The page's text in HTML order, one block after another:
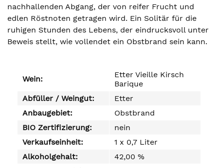
nachhallenden Abgang, der von reifer Frucht und
edlen Röstnoten getragen wird. Ein Solitär für die
ruhigen Stunden des Lebens, der eindrucksvoll unter
Beweis stellt, wie vollendet ein Obstbrand sein kann.
Wein:
Etter Vieille Kirsch
Barique
Abfüller / Weingut:
Etter
Anbaugebiet:
Obstbrand
BIO Zertifizierung:
nein
Verkaufseinheit:
1 x 0,7 Liter
Alkoholgehalt:
42,00 %